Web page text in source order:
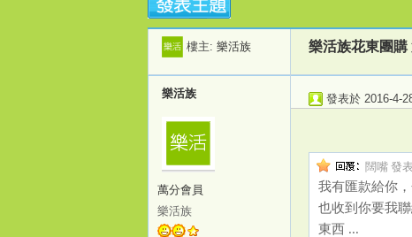
2h
o
› ›
樓主: 樂活族 樂活族花東團購
樂活族
萬分會員
樂活族
發表於 2016-4-
闊嘴 發
我有匯款給你
也收到你要我
東西 ...